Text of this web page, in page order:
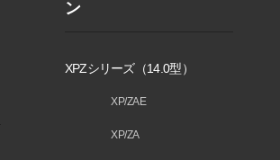
ン
XPZシリーズ（14.0型）
XP/ZAE
XP/ZA